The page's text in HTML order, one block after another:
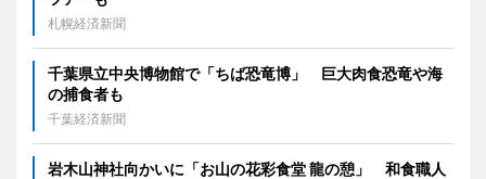
札幌経済新聞
千葉県立中央博物館で「ちば恐竜博」 巨大肉食恐竜や海
の捕食者も
千葉経済新聞
岩木山神社向かいに「お山の花彩食堂 龍の憩」 和食職人